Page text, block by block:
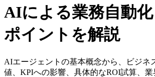
AIによる業務自動
ポイントを解説
AIエージェントの基本概念から、ビジネ
値、KPIへの影響、具体的なROI試算、業